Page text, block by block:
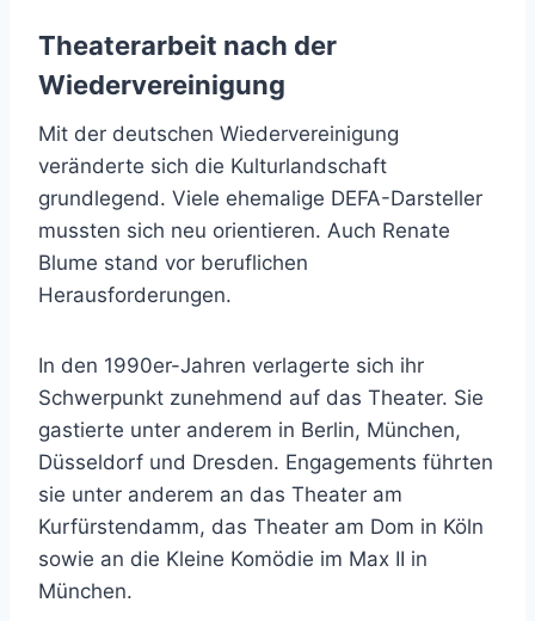
Theaterarbeit nach der
Wiedervereinigung
Mit der deutschen Wiedervereinigung
veränderte sich die Kulturlandschaft
grundlegend. Viele ehemalige DEFA-Darsteller
mussten sich neu orientieren. Auch Renate
Blume stand vor beruflichen
Herausforderungen.
In den 1990er-Jahren verlagerte sich ihr
Schwerpunkt zunehmend auf das Theater. Sie
gastierte unter anderem in Berlin, München,
Düsseldorf und Dresden. Engagements führten
sie unter anderem an das Theater am
Kurfürstendamm, das Theater am Dom in Köln
sowie an die Kleine Komödie im Max II in
München.